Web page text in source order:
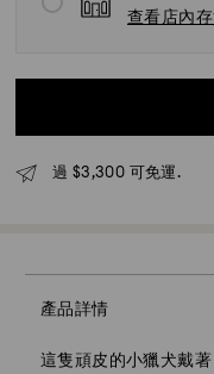
查看店內
過 $3,300 可免運.
產品詳情
這隻頑皮的小獵犬戴